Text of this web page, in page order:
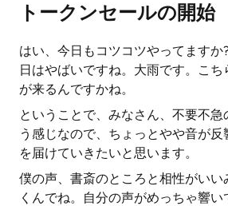
トークンセールの開始
はい、今日もコツコツやってますか
日はやばいですね。大雨です。こ
が来るんですかね。
ということで、みなさん、不要不
う感じなので、ちょっとやや音が
を届けていきたいと思います。
僕の声、書斎のところと相性がい
くんでね。自分の声がめっちゃ響